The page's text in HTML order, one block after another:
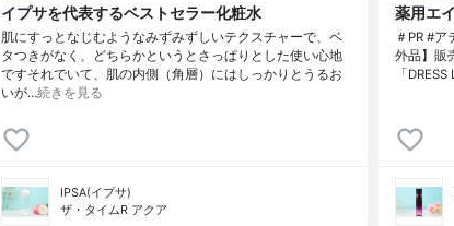
イプサを代表するベストセラー化粧水
肌にすっとなじむようなみずみずしいテクスチャーで、ベ
タつきがなく、どちらかというとさっぱりとした使い心地
ですそれでいて、肌の内側（角層）にはしっかりとうるお
いが…続きを見る
IPSA(イプサ)
ザ・タイムR アクア
薬用エ
＃PR #
外品】販
「